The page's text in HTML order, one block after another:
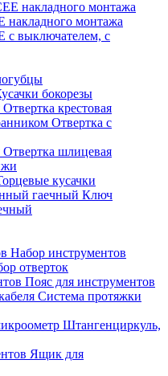
накладного монтажа
с выключателем, с
бокорезы
Отвертка крестовая
Отвертка с
Отвертка шлицевая
кусачки
Ключ
Набор инструментов
отверток
Пояс для инструментов
Система протяжки
Штангенциркуль,
Ящик для